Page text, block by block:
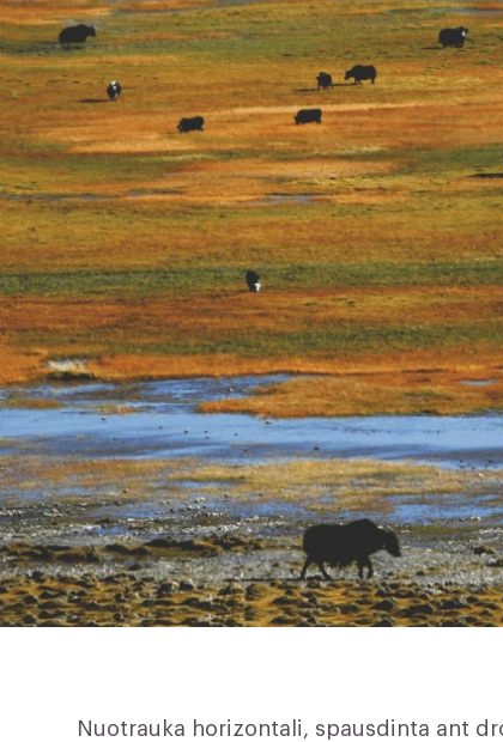
Nuotrauka horizontali, spausdinta ant